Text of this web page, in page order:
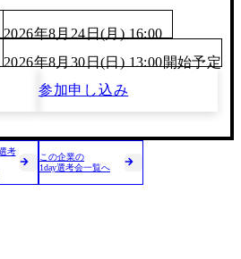
2026年8月24日(月) 16:00
2026年8月30日(日) 13:00開始予定
参加申し込み
考
この企業の
1day選考会一覧へ